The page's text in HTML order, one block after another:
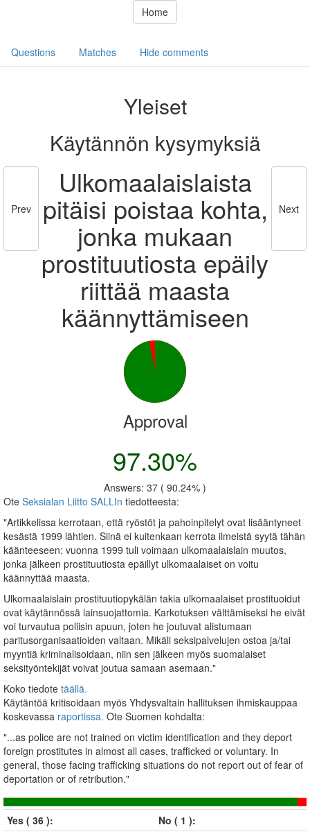
Home
Questions Matches Hide comments
Prev
Yleiset
Käytännön kysymyksiä
Ulkomaalaislaista
pitäisi poistaa kohta,
jonka mukaan
prostituutiosta epäily
riittää maasta
käännyttämiseen
Next
Approval
97.30%
Answers: 37 ( 90.24% )
Ote Seksialan Liitto SALLIn tiedotteesta:
"Artikkelissa kerrotaan, että ryöstöt ja pahoinpitelyt ovat lisääntyneet
kesästä 1999 lähtien. Siinä ei kuitenkaan kerrota ilmeistä syytä tähän
käänteeseen: vuonna 1999 tuli voimaan ulkomaalaislain muutos,
jonka jälkeen prostituutiosta epäillyt ulkomaalaiset on voitu
käännyttää maasta.
Ulkomaalaislain prostituutiopykälän takia ulkomaalaiset prostituoidut
ovat käytännössä lainsuojattomia. Karkotuksen välttämiseksi he eivät
voi turvautua poliisin apuun, joten he joutuvat alistumaan
paritusorganisaatioiden valtaan. Mikäli seksipalvelujen ostoa ja/tai
myyntiä kriminalisoidaan, niin sen jälkeen myös suomalaiset
seksityöntekijät voivat joutua samaan asemaan."
Koko tiedote täällä.
Käytäntöä kritisoidaan myös Yhdysvaltain hallituksen ihmiskauppaa
koskevassa raportissa. Ote Suomen kohdalta:
"...as police are not trained on victim identification and they deport
foreign prostitutes in almost all cases, trafficked or voluntary. In
general, those facing trafficking situations do not report out of fear of
deportation or of retribution."
Yes ( 36 ):
No ( 1 ):